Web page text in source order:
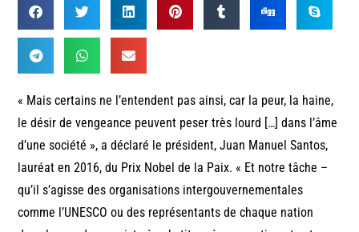
« Mais certains ne l’entendent pas ainsi, car la peur, la haine,
le désir de vengeance peuvent peser très lourd […] dans l’âme
d’une société », a déclaré le président, Juan Manuel Santos,
lauréat en 2016, du Prix Nobel de la Paix. « Et notre tâche –
qu’il s’agisse des organisations intergouvernementales
comme l’UNESCO ou des représentants de chaque nation